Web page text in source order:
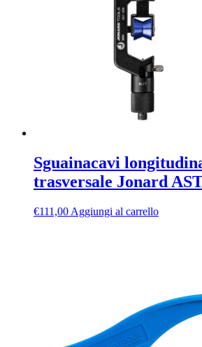
Sguainacavi
trasversale Jonard
€111,00 Aggiungi al carrello